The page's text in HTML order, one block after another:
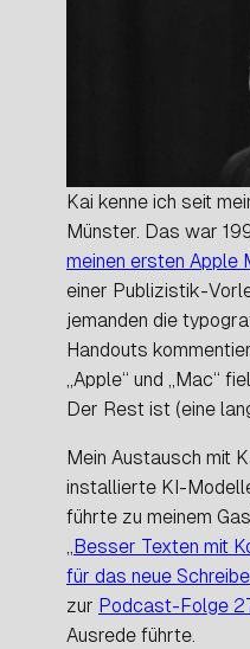
Kai kenne ich seit
Münster. Das war
meinen ersten Apple
einer Publizistik-
jemanden die
Handouts
„Apple“ und „Mac“
Der Rest ist (eine
Mein Austausch mit
installierte KI-
führte zu meinem
„Besser Texten mit
für das neue
zur Podcast-Folge
Ausrede führte.